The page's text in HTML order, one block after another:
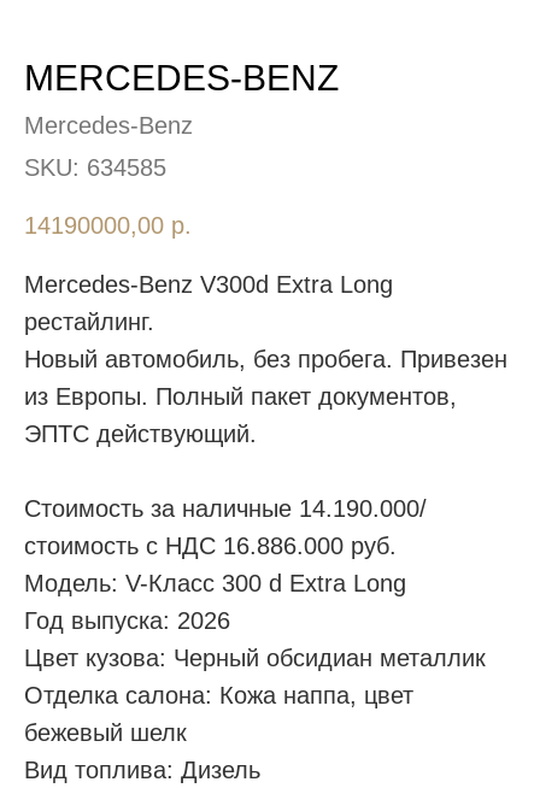
MERCEDES-BENZ
Mercedes-Benz
SKU: 634585
14190000,00 р.
Mercedes-Benz V300d Extra Long
рестайлинг.
Новый автомобиль, без пробега. Привезен
из Европы. Полный пакет документов,
ЭПТС действующий.
Стоимость за наличные 14.190.000/
стоимость с НДС 16.886.000 руб.
Модель: V-Класс 300 d Extra Long
Год выпуска: 2026
Цвет кузова: Черный обсидиан металлик
Отделка салона: Кожа наппа, цвет
бежевый шелк
Вид топлива: Дизель